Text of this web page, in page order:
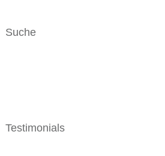
Suche
Testimonials